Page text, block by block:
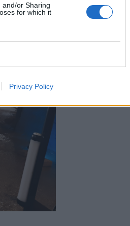
and/or Sharing
for which it
Privacy Policy